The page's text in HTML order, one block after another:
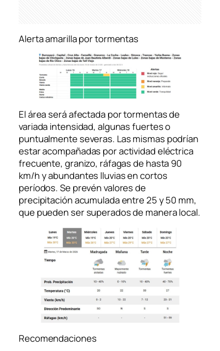
Alerta amarilla por tormentas
El área será afectada por tormentas de
variada intensidad, algunas fuertes o
puntualmente severas. Las mismas podrían
estar acompañadas por actividad eléctrica
frecuente, granizo, ráfagas de hasta 90
km/h y abundantes lluvias en cortos
períodos. Se prevén valores de
precipitación acumulada entre 25 y 50 mm,
que pueden ser superados de manera local.
Recomendaciones